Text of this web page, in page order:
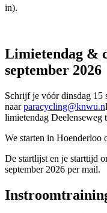
in).
Limietendag &
september 2026
Schrijf je vóór dinsdag 15
naarparacycling@knwu.n
limietendag Deelenseweg
We starten in Hoenderloo
De startlijst en je starttijd
september 2026 per mail.